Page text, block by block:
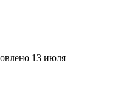
13 июля